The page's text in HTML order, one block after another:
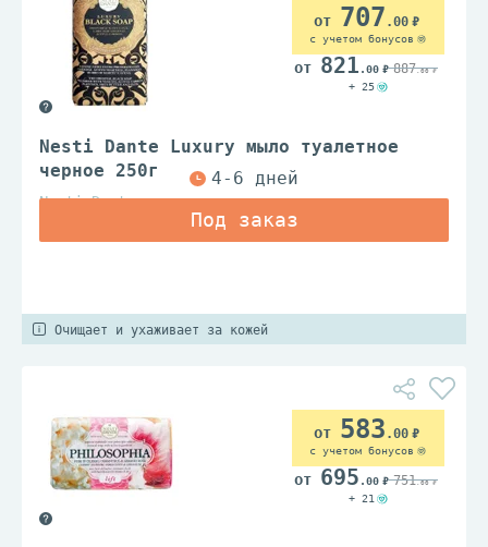
Nesti Dante Luxury мыло туалетное
черное 250г
Nesti Dante
707 .00
с учетом бонусов
821 .00 887.00
+ 25
Очищает и ухаживает за кожей
583 .00
с учетом бонусов
695 .00 751.00
+ 21